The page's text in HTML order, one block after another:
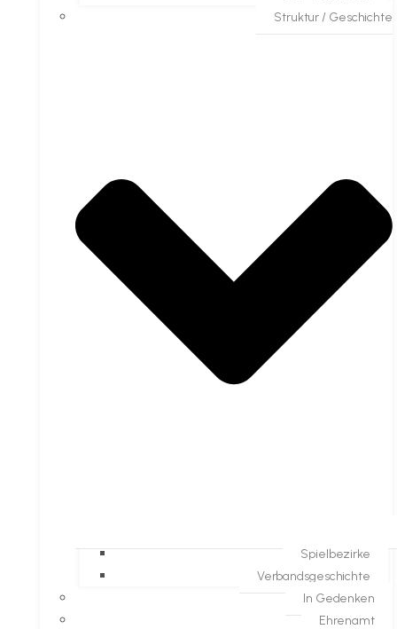
Struktur / Geschichte
Spielbezirke
Verbandsgeschichte
In Gedenken
Ehrenamt